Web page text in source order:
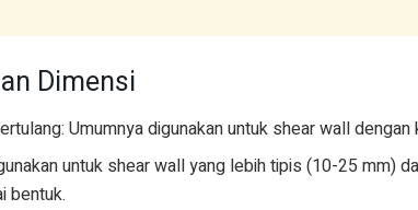
Dimensi
Umumnya digunakan untuk shear wall
untuk shear wall yang lebih tipis (10-25 mm)
bentuk.